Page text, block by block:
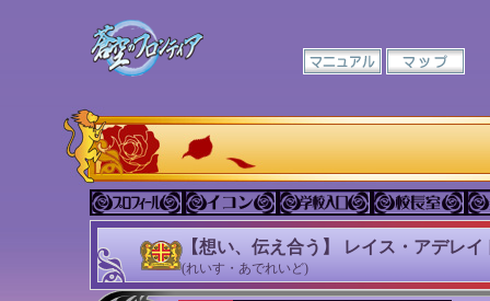
【想い、伝え合う】 レイス・アデレイ
(れいす・あでれいど)